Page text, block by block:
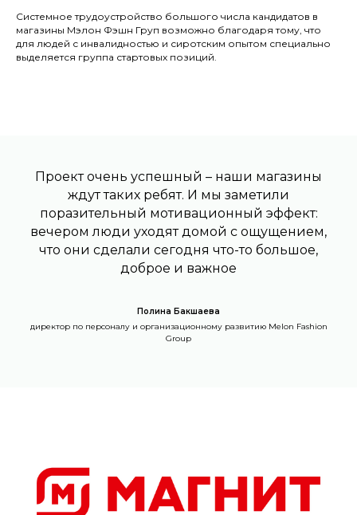
Системное трудоустройство большого числа кандидатов в
магазины Мэлон Фэшн Груп возможно благодаря тому, что
для людей с инвалидностью и сиротским опытом специально
выделяется группа стартовых позиций.
Проект очень успешный – наши магазины
ждут таких ребят. И мы заметили
поразительный мотивационный эффект:
вечером люди уходят домой с ощущением,
что они сделали сегодня что-то большое,
доброе и важное
Полина Бакшаева
директор по персоналу и организационному развитию Melon Fashion
Group